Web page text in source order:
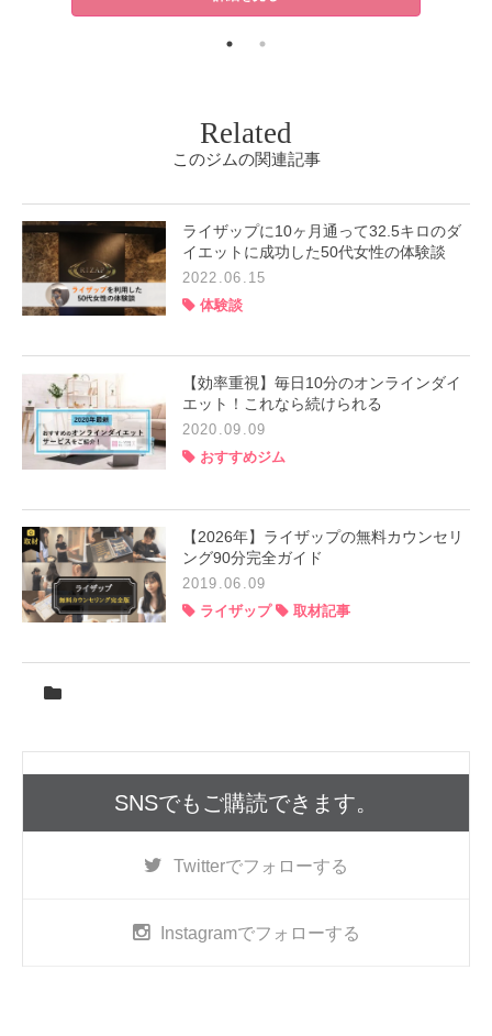
Related
このジムの関連記事
ライザップに10ヶ月通って32.5キロのダ
イエットに成功した50代女性の体験談
2022.06.15
体験談
【効率重視】毎日10分のオンラインダイ
エット！これなら続けられる
2020.09.09
おすすめジム
【2026年】ライザップの無料カウンセリ
ング90分完全ガイド
2019.06.09
ライザップ
取材記事
SNSでもご購読できます。
Twitterでフォローする
Instagramでフォローする